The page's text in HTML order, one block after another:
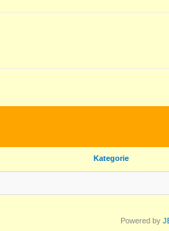
Kategorie
Powered by